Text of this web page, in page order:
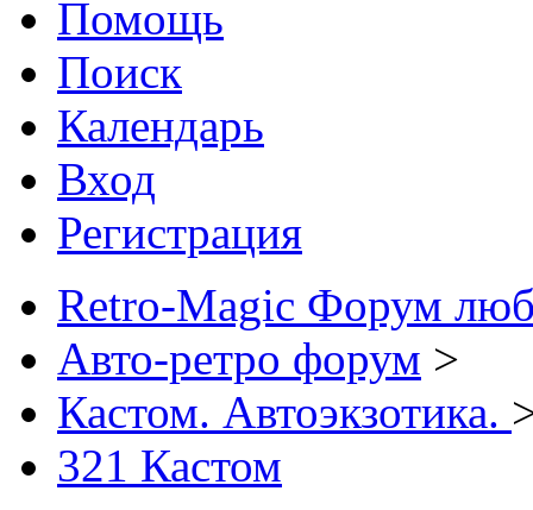
Помощь
Поиск
Календарь
Вход
Регистрация
Retro-Magic Форум
Авто-ретро форум >
Кастом. Автоэкзотика.
321 Кастом